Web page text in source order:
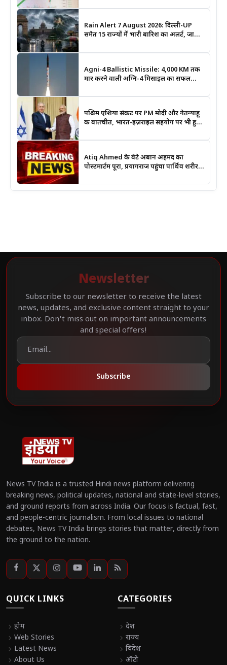
Rain Alert 7 August 2026: दिल्ली-UP
समेत 15 राज्यों में भारी बारिश का अलर्ट, जानिए
Agni-4 Ballistic Missile: 4,000 KM तक
मार करने वाली अग्नि-4 मिसाइल का सफल
मजबूत
पश्चिम एशिया संकट पर PM मोदी और नेतन्याहू
की बातचीत, भारत-इज़राइल सहयोग पर भी हुई
Atiq Ahmed के बेटे अबान अहमद का
पोस्टमार्टम पूरा, प्रयागराज पहुंचा पार्थिव शरीर;
Newsletter
Subscribe to our newsletter to receive the latest
news, updates, and exclusive content straight to your
inbox. Don't miss out on important announcements
and special offers!
Subscribe
News TV India is a trusted Hindi news platform delivering
breaking news, political updates, national and state-level stories,
and ground reports from across India. Our focus is factual, fast,
and people-centric journalism. From local issues to national
debates, News TV India brings stories that matter, directly from
the ground to the nation.
QUICK LINKS
chevron_right होम
chevron_right Web Stories
chevron_right Latest News
chevron_right About Us
CATEGORIES
chevron_right देश
chevron_right राज्य
chevron_right विदेश
chevron_right ऑटो